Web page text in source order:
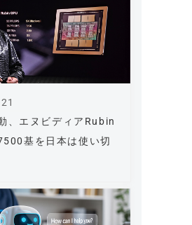
、エヌビディアRubin
基を日本は使い切